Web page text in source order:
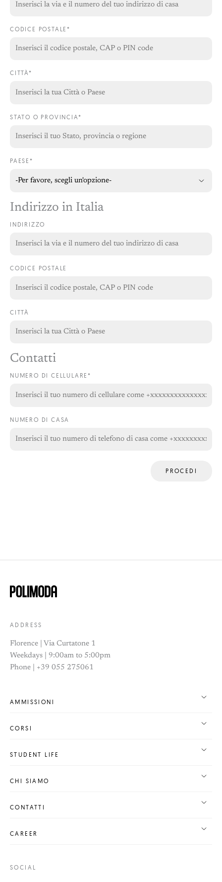
CODICE POSTALE*
CITTÀ*
STATO O PROVINCIA*
PAESE*
Indirizzo in Italia
INDIRIZZO
CODICE POSTALE
CITTÀ
Contatti
NUMERO DI CELLULARE*
NUMERO DI CASA
PROCEDI
ADDRESS
Florence | Via Curtatone 1
Weekdays | 9:00am to 5:00pm
Phone | +39 055 275061
AMMISSIONI
CORSI
STUDENT LIFE
CHI SIAMO
CONTATTI
CAREER
SOCIAL